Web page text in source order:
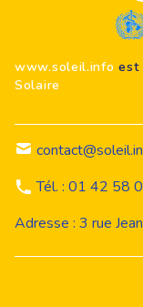
www.soleil.info est
Solaire
Tél. : 01 42 58
Adresse : 3 rue